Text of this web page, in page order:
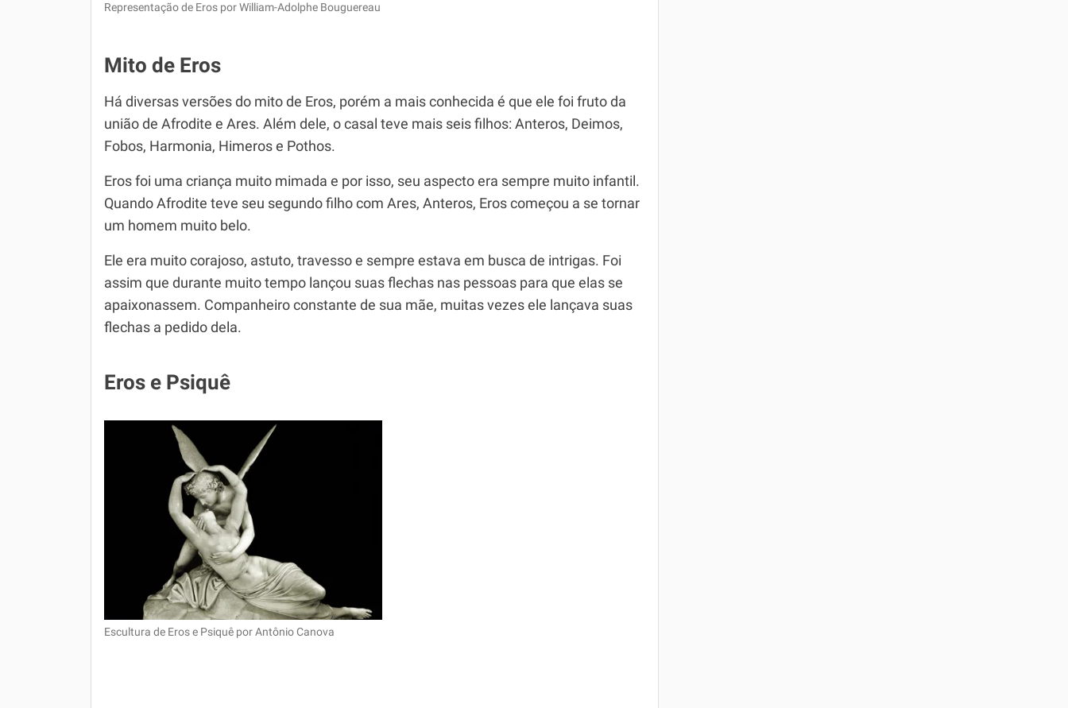
Representação de Eros por William-Adolphe Bouguereau
Mito de Eros
Há diversas versões do mito de Eros, porém a mais conhecida é que ele foi fruto da
união de Afrodite e Ares. Além dele, o casal teve mais seis filhos: Anteros, Deimos,
Fobos, Harmonia, Himeros e Pothos.
Eros foi uma criança muito mimada e por isso, seu aspecto era sempre muito infantil.
Quando Afrodite teve seu segundo filho com Ares, Anteros, Eros começou a se tornar
um homem muito belo.
Ele era muito corajoso, astuto, travesso e sempre estava em busca de intrigas. Foi
assim que durante muito tempo lançou suas flechas nas pessoas para que elas se
apaixonassem. Companheiro constante de sua mãe, muitas vezes ele lançava suas
flechas a pedido dela.
Eros e Psiquê
Escultura de Eros e Psiquê por Antônio Canova